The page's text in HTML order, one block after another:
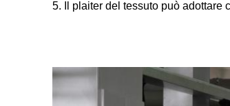
5. Il plaiter del tessuto può adottare